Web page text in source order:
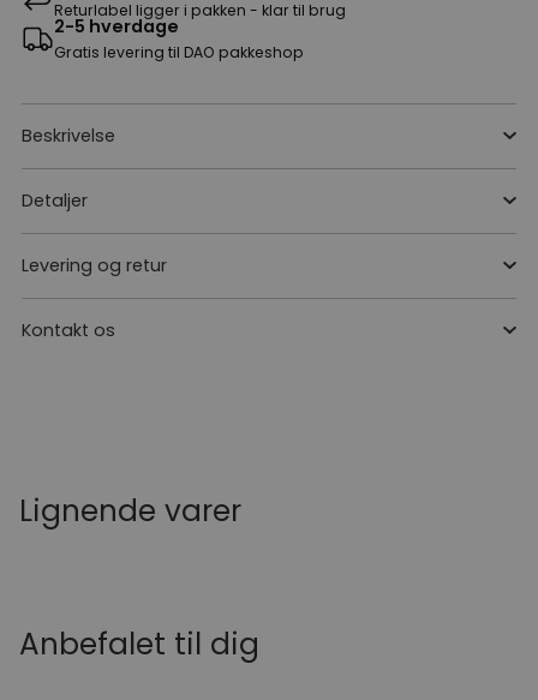
Returlabel ligger i pakken - klar til brug
2-5 hverdage
Gratis levering til DAO pakkeshop
Beskrivelse
Detaljer
Levering og retur
Kontakt os
Lignende varer
Anbefalet til dig